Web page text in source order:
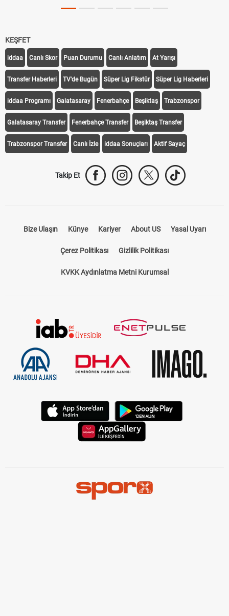
KEŞFET
iddaa Canlı Skor Puan Durumu Canlı Anlatım At Yarışı
Transfer Haberleri TV'de Bugün Süper Lig Fikstür Süper Lig Haberleri
iddaa Programı Galatasaray Fenerbahçe Beşiktaş Trabzonspor
Galatasaray Transfer Fenerbahçe Transfer Beşiktaş Transfer
Trabzonspor Transfer Canlı İzle iddaa Sonuçları Aktif Sayaç
Takip Et
Bize Ulaşın Künye Kariyer About US Yasal Uyarı
Çerez Politikası Gizlilik Politikası
KVKK Aydınlatma Metni Kurumsal